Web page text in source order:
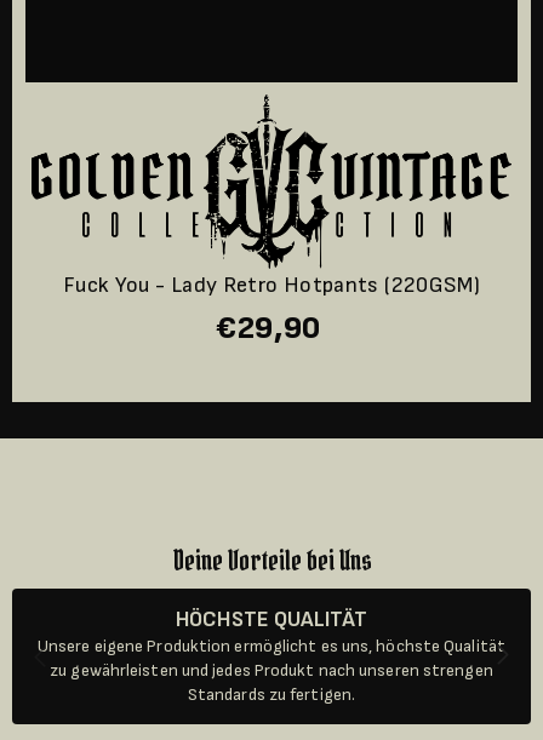
Fuck You - Lady Retro Hotpants (220GSM)
€29,90
Deine Vorteile bei Uns
HÖCHSTE QUALITÄT
Unsere eigene Produktion ermöglicht es uns, höchste Qualität
zu gewährleisten und jedes Produkt nach unseren strengen
Standards zu fertigen.